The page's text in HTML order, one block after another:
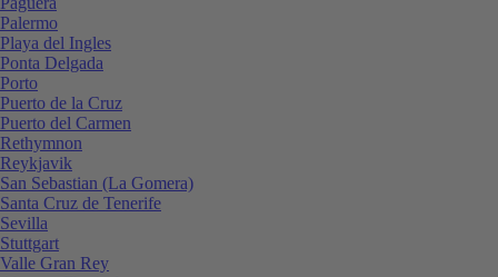
Palermo
Playa del Ingles
Ponta Delgada
Porto
Puerto de la Cruz
Puerto del Carmen
Rethymnon
Reykjavik
San Sebastian (La Gomera)
Santa Cruz de Tenerife
Sevilla
Stuttgart
Valle Gran Rey